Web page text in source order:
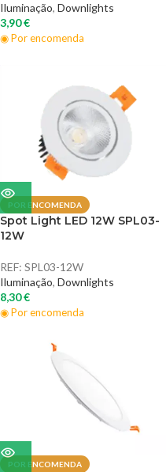
Iluminação, Downlights
3,90€
◉ Por encomenda
POR ENCOMENDA
Spot Light LED 12W SPL03-
12W
REF: SPL03-12W
Iluminação, Downlights
8,30€
◉ Por encomenda
POR ENCOMENDA